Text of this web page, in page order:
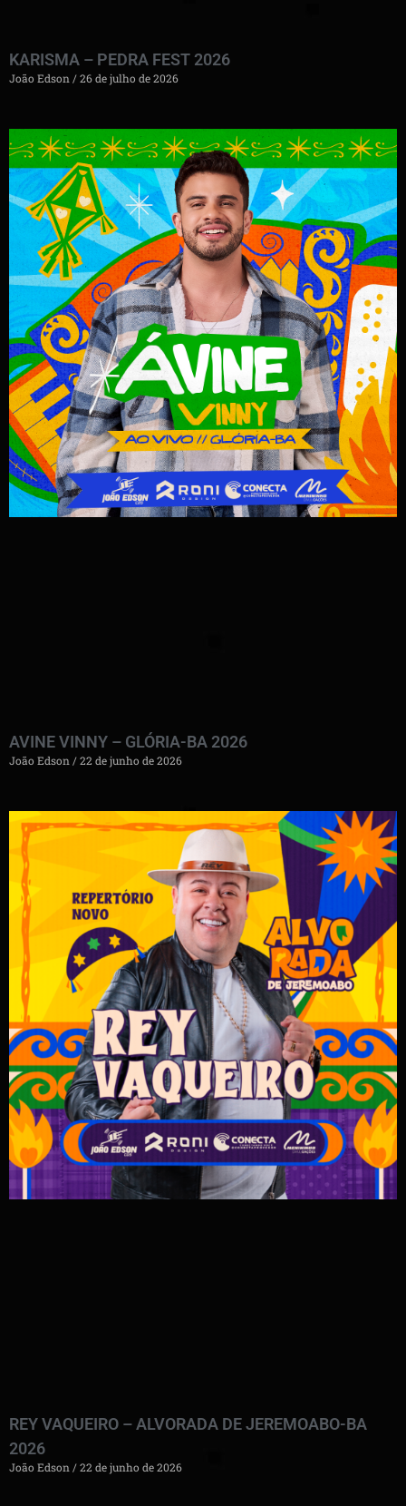
KARISMA – PEDRA FEST 2026
João Edson 26 de julho de 2026
AVINE VINNY – GLÓRIA-BA 2026
João Edson 22 de junho de 2026
REY VAQUEIRO – ALVORADA DE JEREMOABO-BA
2026
João Edson 22 de junho de 2026